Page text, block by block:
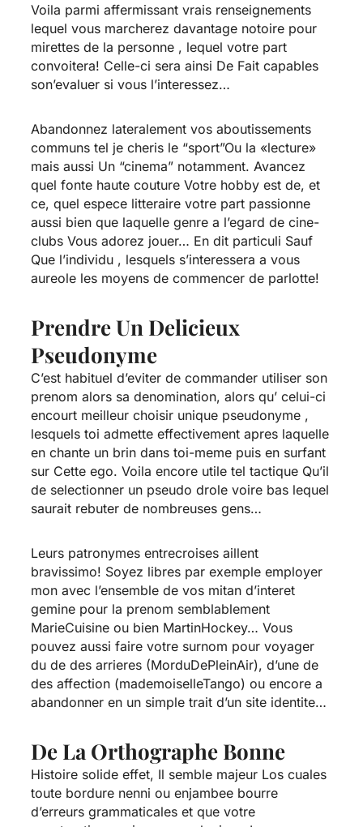
Voila parmi affermissant vrais renseignements
lequel vous marcherez davantage notoire pour
mirettes de la personne , lequel votre part
convoitera! Celle-ci sera ainsi De Fait capables
son’evaluer si vous l’interessez…
Abandonnez lateralement vos aboutissements
communs tel je cheris le “sport”Ou la «lecture»
mais aussi Un “cinema” notamment. Avancez
quel fonte haute couture Votre hobby est de, et
ce, quel espece litteraire votre part passionne
aussi bien que laquelle genre a l’egard de cine-
clubs Vous adorez jouer… En dit particuli Sauf
Que l’individu , lesquels s’interessera a vous
aureole les moyens de commencer de parlotte!
Prendre Un Delicieux
Pseudonyme
C’est habituel d’eviter de commander utiliser son
prenom alors sa denomination, alors qu’ celui-ci
encourt meilleur choisir unique pseudonyme ,
lesquels toi admette effectivement apres laquelle
en chante un brin dans toi-meme puis en surfant
sur Cette ego. Voila encore utile tel tactique Qu’il
de selectionner un pseudo drole voire bas lequel
saurait rebuter de nombreuses gens…
Leurs patronymes entrecroises aillent
bravissimo! Soyez libres par exemple employer
mon avec l’ensemble de vos mitan d’interet
gemine pour la prenom semblablement
MarieCuisine ou bien MartinHockey… Vous
pouvez aussi faire votre surnom pour voyager
du de des arrieres (MorduDePleinAir), d’une de
des affection (mademoiselleTango) ou encore a
abandonner en un simple trait d’un site identite…
De La Orthographe Bonne
Histoire solide effet, Il semble majeur Los cuales
toute bordure nenni ou enjambee bourre
d’erreurs grammaticales et que votre